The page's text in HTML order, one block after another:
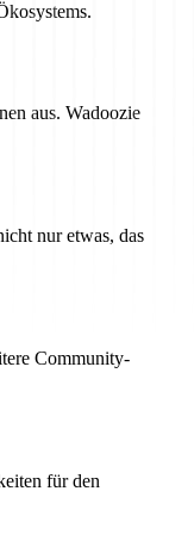
aus. Wadoozie
nur etwas, das
Community-
für den